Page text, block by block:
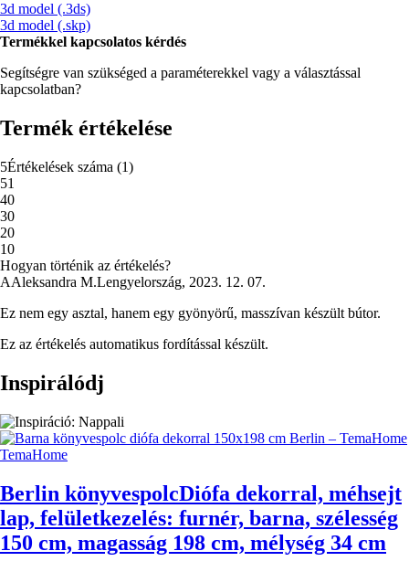
3d model (.3ds)
3d model (.skp)
Termékkel kapcsolatos kérdés
Segítségre van szükséged a paraméterekkel vagy a választással
kapcsolatban?
Termék értékelése
5Értékelések száma (1)
51
40
30
20
10
Hogyan történik az értékelés?
AAleksandra M.Lengyelország, 2023. 12. 07.
Ez nem egy asztal, hanem egy gyönyörű, masszívan készült bútor.
Ez az értékelés automatikus fordítással készült.
Inspirálódj
TemaHome
Berlin könyvespolcDiófa dekorral, méhsejt
lap, felületkezelés: furnér, barna, szélesség
150 cm, magasság 198 cm, mélység 34 cm